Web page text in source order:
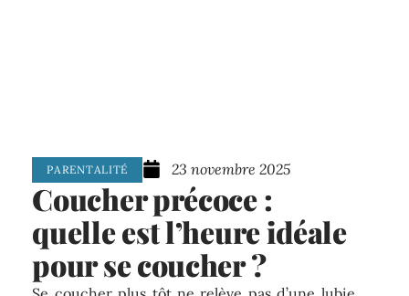
PARENTALITÉ 23 novembre 2025
Coucher précoce :
quelle est l’heure idéale
pour se coucher ?